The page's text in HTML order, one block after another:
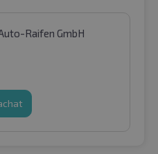
Raifen GmbH